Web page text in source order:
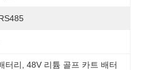
터리, 48V 리튬 골프 카트 배터